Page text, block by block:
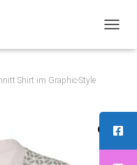
A
T
Shirt im Graphic-Style